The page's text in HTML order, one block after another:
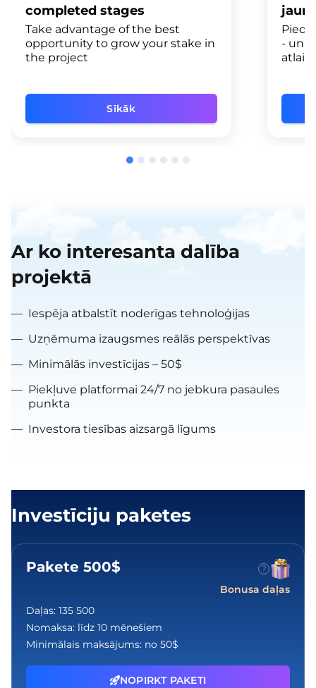
completed stages
Take advantage of the best
opportunity to grow your stake in
the project
Sīkāk
- un
Ar ko interesanta dalība
projektā
— Iespēja atbalstīt noderīgas tehnoloģijas
— Uzņēmuma izaugsmes reālās perspektīvas
— Minimālās investīcijas – 50$
— Piekļuve platformai 24/7 no jebkura pasaules
punkta
— Investora tiesības aizsargā līgums
Investīciju paketes
Pakete 500$
Bonusa daļas
Daļas: 135 500
Nomaksa: līdz 10 mēnešiem
Minimālais maksājums: no 50$
NOPIRKT PAKETI